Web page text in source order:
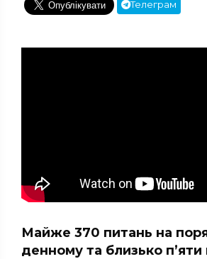
Телеграм
Майже 370 питань на
денному та близько п’яти